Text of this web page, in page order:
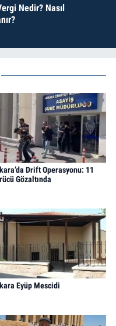
Nedir? Nasıl
Drift Operasyonu: 11
Gözaltında
Eyüp Mescidi